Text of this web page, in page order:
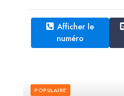
Afficher le
numéro
POPULAIRE